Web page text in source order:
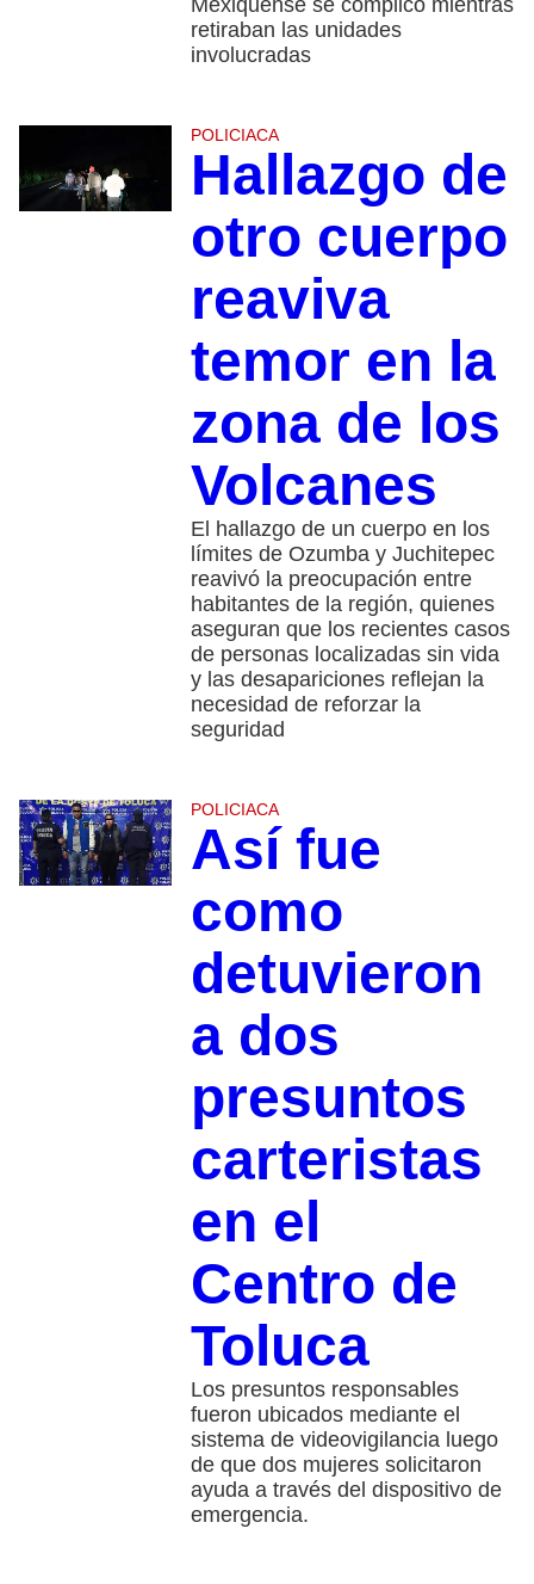
Mexiquense se complicó mientras
retiraban las unidades
involucradas
POLICIACA
Hallazgo de
otro cuerpo
reaviva
temor en la
zona de los
Volcanes
El hallazgo de un cuerpo en los
límites de Ozumba y Juchitepec
reavivó la preocupación entre
habitantes de la región, quienes
aseguran que los recientes casos
de personas localizadas sin vida
y las desapariciones reflejan la
necesidad de reforzar la
seguridad
POLICIACA
Así fue
como
detuvieron
a dos
presuntos
carteristas
en el
Centro de
Toluca
Los presuntos responsables
fueron ubicados mediante el
sistema de videovigilancia luego
de que dos mujeres solicitaron
ayuda a través del dispositivo de
emergencia.